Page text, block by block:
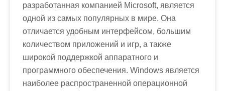
разработанная компанией Microsoft, является
одной из самых популярных в мире. Она
отличается удобным интерфейсом, большим
количеством приложений и игр, а также
широкой поддержкой аппаратного и
программного обеспечения. Windows является
наиболее распространенной операционной